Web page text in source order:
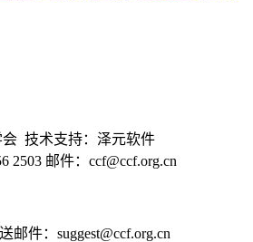
技术支持：泽元软件
2503 邮件：ccf@ccf.org.cn
邮件：suggest@ccf.org.cn